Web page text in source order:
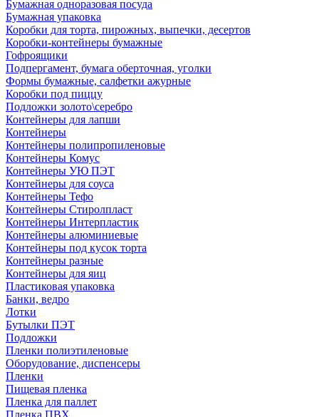
Бумажная одноразовая посуда
Бумажная упаковка
Коробки для торта, пирожных, выпечки, десертов
Коробки-контейнеры бумажные
Гофроящики
Подпергамент, бумага оберточная, уголки
Формы бумажные, салфетки ажурные
Коробки под пиццу
Подложки золото\серебро
Контейнеры для лапши
Контейнеры
Контейнеры полипропиленовые
Контейнеры Комус
Контейнеры УЮ ПЭТ
Контейнеры для соуса
Контейнеры Тефо
Контейнеры Стиролпласт
Контейнеры Интерпластик
Контейнеры алюминиевые
Контейнеры под кусок торта
Контейнеры разные
Контейнеры для яиц
Пластиковая упаковка
Банки, ведро
Лотки
Бутылки ПЭТ
Подложки
Пленки полиэтиленовые
Оборудование, диспенсеры
Пленки
Пищевая пленка
Пленка для паллет
Пленка ПВХ